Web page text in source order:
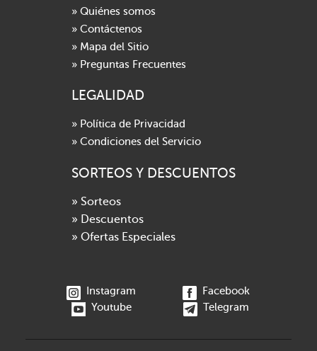
» Quiénes somos
» Contáctenos
» Mapa del Sitio
» Preguntas Frecuentes
LEGALIDAD
» Política de Privacidad
» Condiciones del Servicio
SORTEOS Y DESCUENTOS
» Sorteos
» Descuentos
» Ofertas Especiales
Instagram
Facebook
Youtube
Telegram